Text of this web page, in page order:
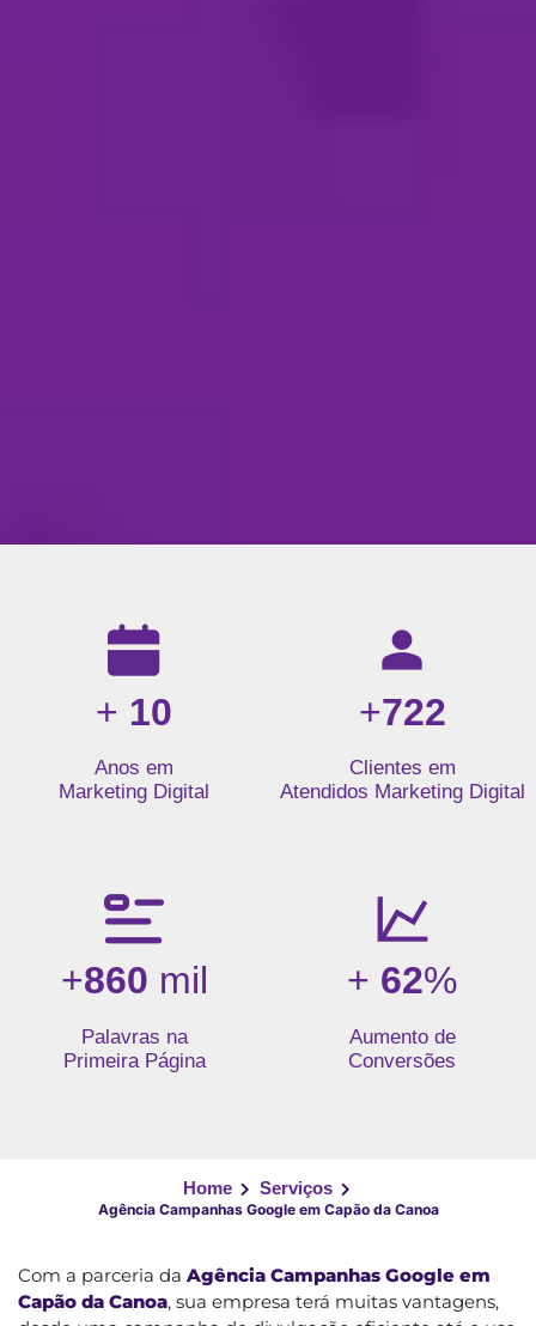
Resultados da nossa agência de marketing digital: mais
+ 10
Anos em
Marketing Digital
+722
Clientes em
Atendidos Marketing Digital
+860 mil
Palavras na
Primeira Página
+ 62%
Aumento de
Conversões
Home Serviços
Agência Campanhas Google em Capão da Canoa
Com a parceria da Agência Campanhas Google em
Capão da Canoa, sua empresa terá muitas vantagens,